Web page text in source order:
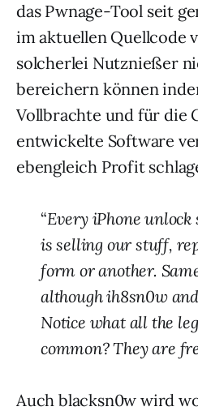
das Pwnage-Tool seit
im aktuellen Quellcode
solcherlei Nutznießer
bereichern können
Vollbrachte und für die
entwickelte Software
ebengleich Profit
“Every iPhone unlock
is selling our stuff,
form or another.
although ih8sn0w
Notice what all the
common? They are
Auch blacksn0w wird